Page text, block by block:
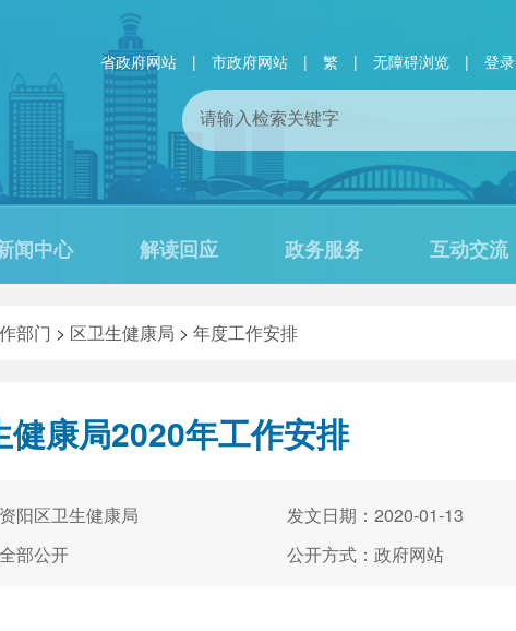
省政府网站 | 市政府网站 | 繁 | 无障碍浏览 | 登录
闻中心 解读回应 政务服务 互动交流
部门 > 区卫生健康局 > 年度工作安排
健康局2020年工作安排
阳区卫生健康局
发文日期：2020-01-13
部公开 公开方式：政府网站